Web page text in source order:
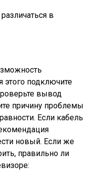
в
этого подключите
вывод
причину проблемы
Если кабель
новый. Если же
правильно ли